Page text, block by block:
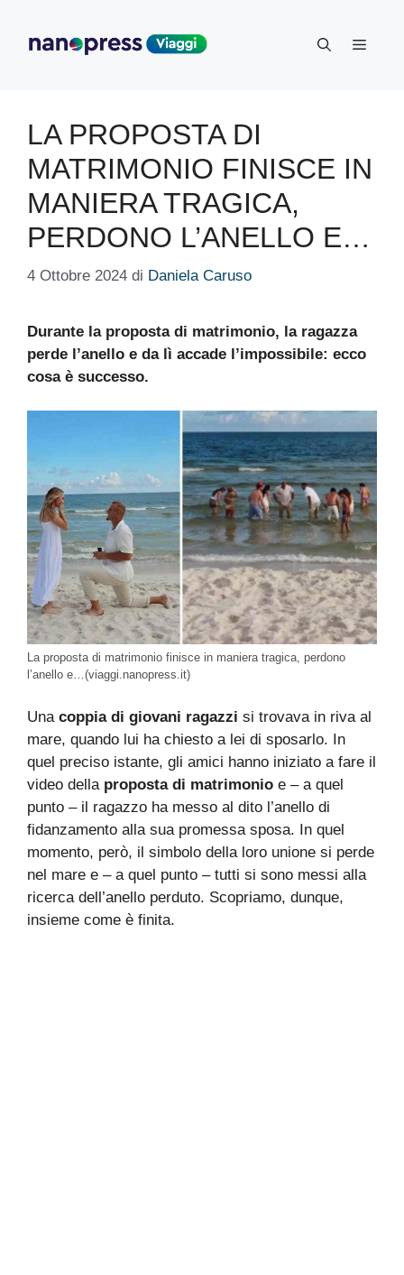
contenuto
Menu
LA PROPOSTA DI
MATRIMONIO FINISCE IN
MANIERA TRAGICA,
PERDONO L’ANELLO E…
4 Ottobre 2024 di Daniela Caruso
Durante la proposta di matrimonio, la ragazza
perde l’anello e da lì accade l’impossibile: ecco
cosa è successo.
La proposta di matrimonio finisce in maniera tragica, perdono
l’anello e…(viaggi.nanopress.it)
Unacoppia di giovani ragazzi si trovava in riva al
mare, quando lui ha chiesto a lei di sposarlo. In
quel preciso istante, gli amici hanno iniziato a fare il
video della proposta di matrimonio e – a quel
punto – il ragazzo ha messo al dito l’anello di
fidanzamento alla sua promessa sposa. In quel
momento, però, il simbolo della loro unione si perde
nel mare e – a quel punto – tutti si sono messi alla
ricerca dell’anello perduto. Scopriamo, dunque,
insieme come è finita.